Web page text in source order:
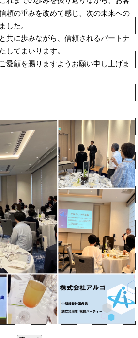
頼の重みを改めて感じ、次の未来への
した。
共に歩みながら、信頼されるパートナ
してまいります。
愛顧を賜りますようお願い申し上げま